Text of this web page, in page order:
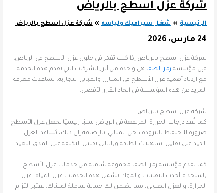
شركة عزل اسطح بالرياض
الرئيسية شغل سيراميك ولياسه شركة عزل اسطح بالرياض
24 مارس، 2026
شركة عزل اسطح بالرياض إذا كنت تفكر في حلول عزل الأسطح في الرياض،
فإن مؤسسة رمز الصفا هي واحدة من أبرز الشركات التي تقدم هذه الخدمة.
مع ازدياد أهمية عزل الأسطح في المنازل والمباني التجارية، يساعدك معرفة
المزيد عن هذه المؤسسة في اتخاذ القرار الأفضل.
شركة عزل اسطح بالرياض
كما تُعد درجات الحرارة المرتفعة في الرياض سببًا رئيسيًا يجعل عزل الأسطح
ضرورة للاحتفاظ بالبرودة داخل المباني. بالإضافة إلى ذلك، يُساعد العزل
الجيد على تقليل استهلاك الطاقة وبالتالي تقليل التكلفة على المدى البعيد.
كما تقدم مؤسسة رمز الصفا مجموعة شاملة من خدمات عزل الأسطح
باستخدام أحدث التقنيات والمواد. تشمل هذه الخدمات عزل المياه، عزل
الحرارة، والعزل الصوتي، مما يضمن لك حماية شاملة لمبناك. يعتبر التزام